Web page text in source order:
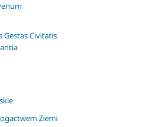
Gestas Civitatis
Ziemi